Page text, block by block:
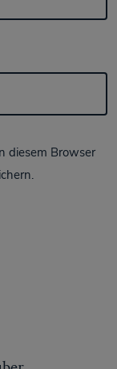
diesem Browser